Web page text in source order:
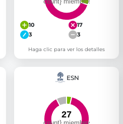
10
17
3
3
Haga clic para ver los detalles
ESN